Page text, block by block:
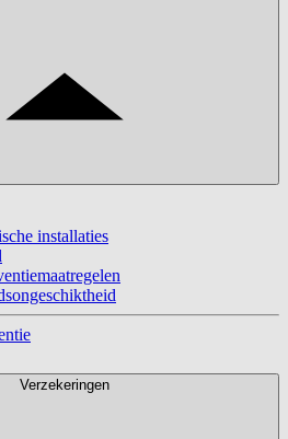
installaties
Verzekeringen